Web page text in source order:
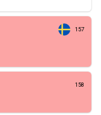
157
158